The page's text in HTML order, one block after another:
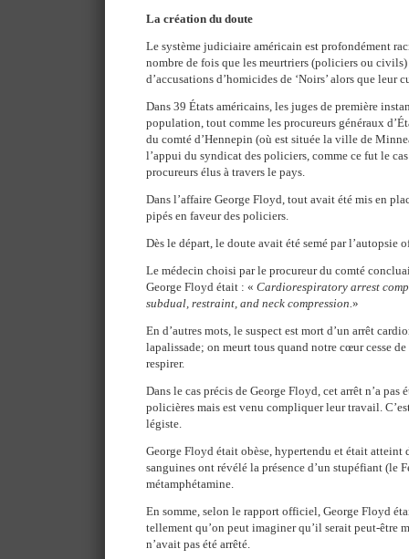
La création du doute
Le système judiciaire américain est profondément
nombre de fois que les meurtriers (policiers ou
d’accusations d’homicides de ‘Noirs’ alors que
Dans 39 États américains, les juges de première
population, tout comme les procureurs généraux
du comté d’Hennepin (où est située la ville de
l’appui du syndicat des policiers, comme ce fut le
procureurs élus à travers le pays.
Dans l’affaire George Floyd, tout avait été mis en
pipés en faveur des policiers.
Dès le départ, le doute avait été semé par l’autopsie
Le médecin choisi par le procureur du comté
George Floyd était : « Cardiorespiratory arrest
subdual, restraint, and neck compression.»
En d’autres mots, le suspect est mort d’un arrêt
lapalissade; on meurt tous quand notre cœur cesse de
respirer.
Dans le cas précis de George Floyd, cet arrêt n’a pas
policières mais est venu compliquer leur travail.
légiste.
George Floyd était obèse, hypertendu et était atteint
sanguines ont révélé la présence d’un stupéfiant (le
métamphétamine.
En somme, selon le rapport officiel, George Floyd
tellement qu’on peut imaginer qu’il serait peut-être
n’avait pas été arrêté.